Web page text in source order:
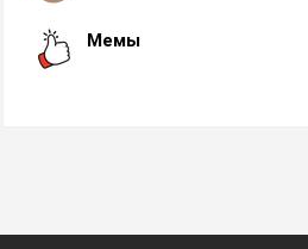
Мемы